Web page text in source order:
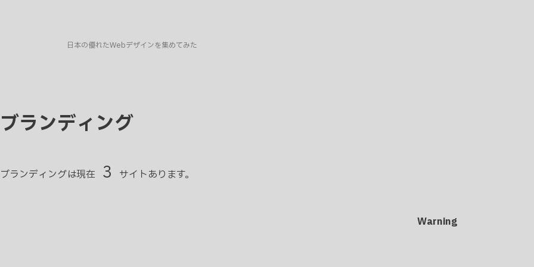
日本の優れたWebデザインを集めてみた
ブランディング
ブランディングは現在 3 サイトあります。
Warning